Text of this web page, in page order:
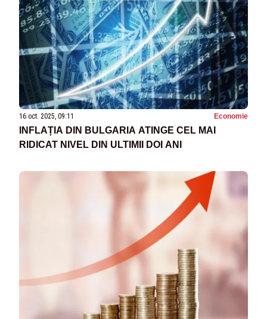
16 oct. 2025, 09:11 Economie
INFLAȚIA DIN BULGARIA ATINGE CEL MAI
RIDICAT NIVEL DIN ULTIMII DOI ANI